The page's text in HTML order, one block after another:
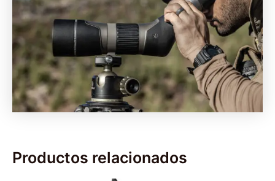
Productos relacionados